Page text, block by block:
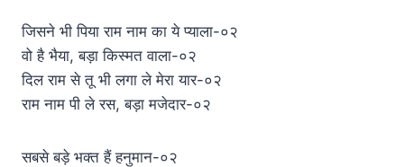
जिसने भी पिया राम नाम का ये प्याला-०२
वो है भैया, बड़ा किस्मत वाला-०२
दिल राम से तू भी लगा ले मेरा यार-०२
राम नाम पी ले रस, बड़ा मजेदार-०२
सबसे बड़े भक्त हैं हनुमान-०२